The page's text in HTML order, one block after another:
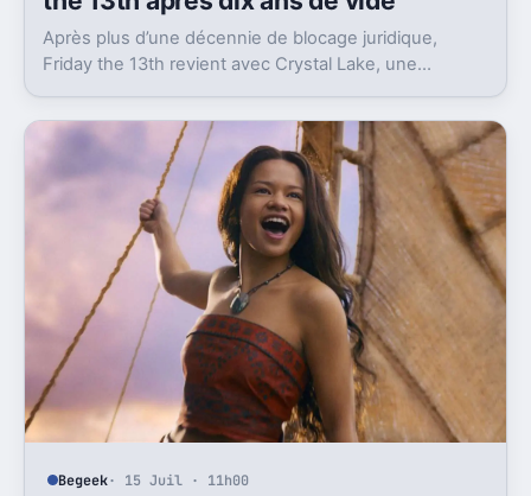
Après plus d’une décennie de blocage juridique,
Friday the 13th revient avec Crystal Lake, une
décor.
Begeek· 15 Juil · 11h00